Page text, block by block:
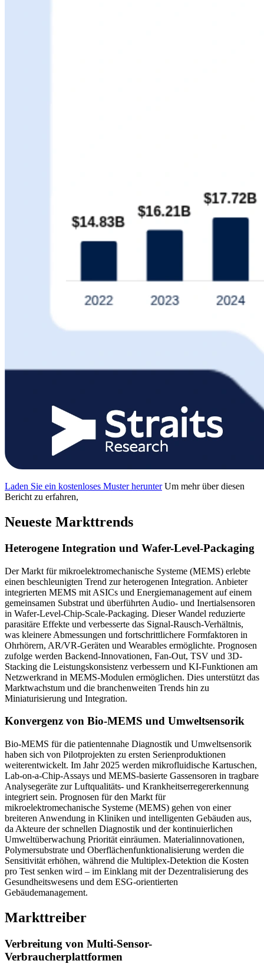
Laden Sie ein kostenloses Muster herunter Um mehr über diesen
Bericht zu erfahren,
Neueste Markttrends
Heterogene Integration und Wafer-Level-Packaging
Der Markt für mikroelektromechanische Systeme (MEMS) erlebte
einen beschleunigten Trend zur heterogenen Integration. Anbieter
integrierten MEMS mit ASICs und Energiemanagement auf einem
gemeinsamen Substrat und überführten Audio- und Inertialsensoren
in Wafer-Level-Chip-Scale-Packaging. Dieser Wandel reduzierte
parasitäre Effekte und verbesserte das Signal-Rausch-Verhältnis,
was kleinere Abmessungen und fortschrittlichere Formfaktoren in
Ohrhörern, AR/VR-Geräten und Wearables ermöglichte. Prognosen
zufolge werden Backend-Innovationen, Fan-Out, TSV und 3D-
Stacking die Leistungskonsistenz verbessern und KI-Funktionen am
Netzwerkrand in MEMS-Modulen ermöglichen. Dies unterstützt das
Marktwachstum und die branchenweiten Trends hin zu
Miniaturisierung und Integration.
Konvergenz von Bio-MEMS und Umweltsensorik
Bio-MEMS für die patientennahe Diagnostik und Umweltsensorik
haben sich von Pilotprojekten zu ersten Serienproduktionen
weiterentwickelt. Im Jahr 2025 werden mikrofluidische Kartuschen,
Lab-on-a-Chip-Assays und MEMS-basierte Gassensoren in tragbare
Analysegeräte zur Luftqualitäts- und Krankheitserregererkennung
integriert sein. Prognosen für den Markt für
mikroelektromechanische Systeme (MEMS) gehen von einer
breiteren Anwendung in Kliniken und intelligenten Gebäuden aus,
da Akteure der schnellen Diagnostik und der kontinuierlichen
Umweltüberwachung Priorität einräumen. Materialinnovationen,
Polymersubstrate und Oberflächenfunktionalisierung werden die
Sensitivität erhöhen, während die Multiplex-Detektion die Kosten
pro Test senken wird – im Einklang mit der Dezentralisierung des
Gesundheitswesens und dem ESG-orientierten
Gebäudemanagement.
Markttreiber
Verbreitung von Multi-Sensor-
Verbraucherplattformen